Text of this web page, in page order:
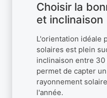
Choisir la
et inclinaison
L'orientation idéale
solaires est plein
inclinaison entre
permet de capter
rayonnement
l'année.